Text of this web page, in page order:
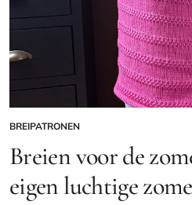
GEPLAATST
IN
BREIPATRONEN
Breien voor de
eigen luchtige